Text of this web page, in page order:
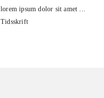
lorem ipsum dolor sit amet ...
Tidsskrift